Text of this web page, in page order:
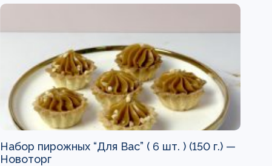
Набор пирожных “Для Вас” ( 6 шт. ) (150 г.) —
Новоторг